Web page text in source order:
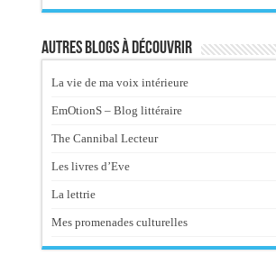
Autres blogs à découvrir
La vie de ma voix intérieure
EmOtionS – Blog littéraire
The Cannibal Lecteur
Les livres d’Eve
La lettrie
Mes promenades culturelles